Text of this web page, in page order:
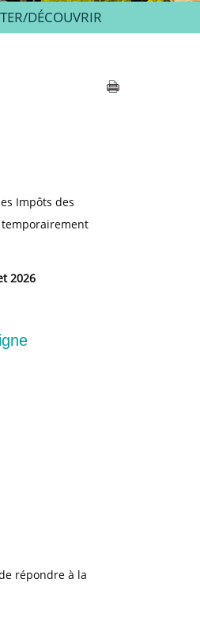
DÉCOUVRIR
Impôts des
temporairement
2026
répondre à la